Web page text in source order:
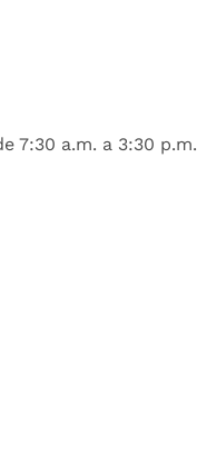
7:30 a.m. a 3:30 p.m.